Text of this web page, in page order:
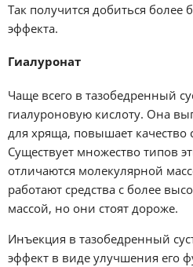
Так получится добиться более
эффекта.
Гиалуронат
Чаще всего в тазобедренный
гиалуроновую кислоту. Она
для хряща, повышает
Существует множество типов
отличаются молекулярной
работают средства с более
массой, но они стоят дороже.
Инъекция в тазобедренный
эффект в виде улучшения его